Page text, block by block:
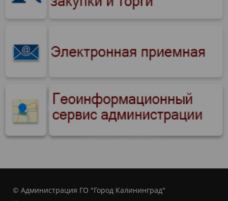
© Администрация ГО "Город Калининград"